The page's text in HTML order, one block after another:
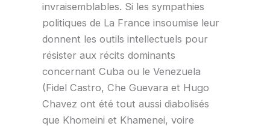
invraisemblables. Si les sympathies
politiques de La France insoumise leur
donnent les outils intellectuels pour
résister aux récits dominants
concernant Cuba ou le Venezuela
(Fidel Castro, Che Guevara et Hugo
Chavez ont été tout aussi diabolisés
que Khomeini et Khamenei, voire